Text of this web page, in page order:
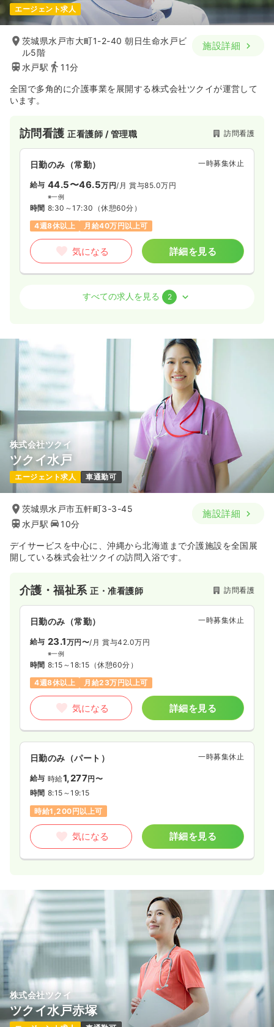
エージェント求人
茨城県水戸市大町1-2-40 朝日生命水戸ビ
ル5階
水戸駅
11分
施設詳細
全国で多角的に介護事業を展開する株式会社ツクイが運営して
います。
訪問看護正看護師 / 管理職 訪問看護
日勤のみ（常勤） 一時募集休止
給与 44.5〜46.5万円/月 賞与85.0万円
※一例
時間 8:30～17:30 （休憩60分）
4週8休以上
月給40万円以上可
気になる 詳細を見る
正看護師
賞与40.0万円
※一例
時間 8:30～17:30
土日休み
月給35万円以上可
気になる 詳細を見る
日勤のみ（パート） 一時募集休止
給与 時給1,900〜2,200
時間 8:30～17:30（休憩60分）
土日休み
オンコールあり 時給2,200円以上可
気になる 詳細を見る
すべての求人を見る 2
株式会社ツクイ
ツクイ水戸
エージェント求人 車通勤可
茨城県水戸市五軒町3-3-45
水戸駅
10分
施設詳細
デイサービスを中心に、沖縄から北海道まで介護施設を全国展
開している株式会社ツクイの訪問入浴です。
介護・福祉系正・准看護師 訪問看護
日勤のみ（常勤） 一時募集休止
給与 23.1万円〜/月 賞与42.0万円
※一例
時間 8:15～18:15 （休憩60分）
4週8休以上
月給23万円以上可
気になる 詳細を見る
日勤のみ（パート） 一時募集休止
給与 時給1,277円〜
時間 8:15～19:15
時給1,200円以上可
気になる 詳細を見る
株式会社ツクイ
ツクイ水戸赤塚